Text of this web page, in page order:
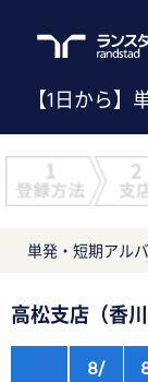
【1日から】
単発・短期アル
高松支店（香
8/